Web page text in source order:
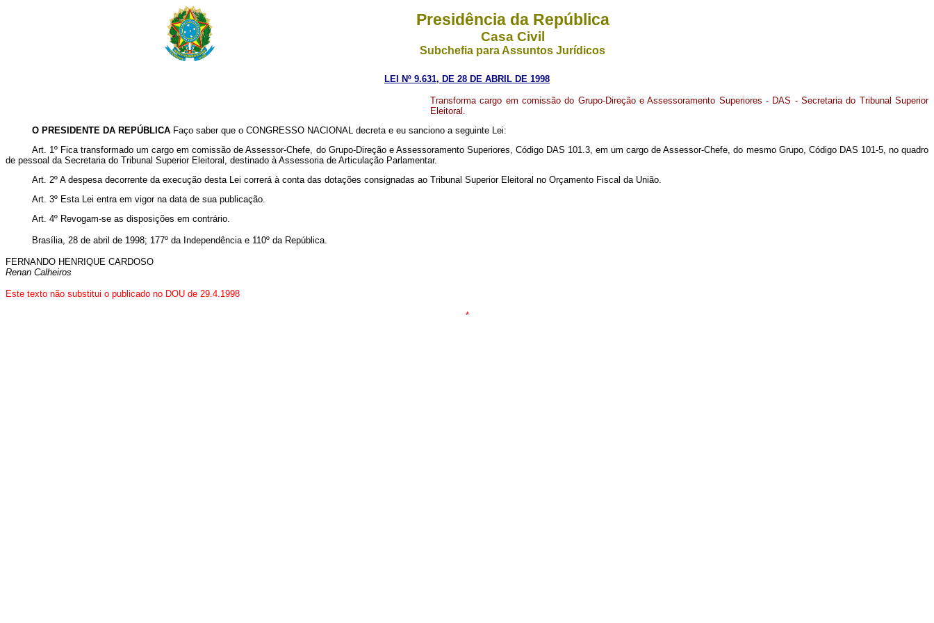
Presidência da República
Casa Civil
Subchefia para Assuntos Jurídicos
LEI Nº 9.631, DE 28 DE ABRIL DE 1998
Transforma cargo em comissão do Grupo-Direção e Assessoramento Superiores - DAS - Secretaria do Tribunal Superior
Eleitoral.
O PRESIDENTE DA REPÚBLICAFaço saber que o CONGRESSO NACIONAL decreta e eu sanciono a seguinte Lei:
Art. 1º Fica transformado um cargo em comissão de Assessor-Chefe, do Grupo-Direção e Assessoramento Superiores, Código DAS 101.3, em um cargo de Assessor-Chefe, do mesmo Grupo, Código DAS 101-5, no quadro
de pessoal da Secretaria do Tribunal Superior Eleitoral, destinado à Assessoria de Articulação Parlamentar.
Art. 2º A despesa decorrente da execução desta Lei correrá à conta das dotações consignadas ao Tribunal Superior Eleitoral no Orçamento Fiscal da União.
Art. 3º Esta Lei entra em vigor na data de sua publicação.
Art. 4º Revogam-se as disposições em contrário.
Brasília, 28 de abril de 1998; 177º da Independência e 110º da República.
FERNANDO HENRIQUE CARDOSO
Renan Calheiros
Este texto não substitui o publicado no DOU de 29.4.1998
*